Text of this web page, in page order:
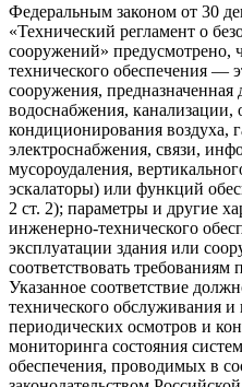
Федеральным законом от 30
«Технический регламент о
сооружений» предусмотрено,
технического обеспечения —
сооружения,
водоснабжения, канализации,
кондиционирования воздуха,
электроснабжения, связи,
мусороудаления,
эскалаторы) или функций
2 ст. 2); параметры и другие
инженерно-технического
эксплуатации здания или
соответствовать
Указанное соответствие
технического обслуживания и
периодических осмотров и
мониторинга состояния
обеспечения, проводимых в